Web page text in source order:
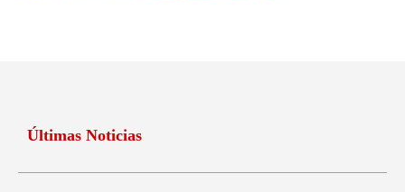
Últimas Noticias